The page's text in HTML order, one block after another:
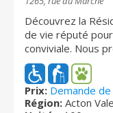
Découvrez la
de vie réputé
conviviale. Nous proposons à nos résidents une
formule tout
Notre solide
dispensent
attention. La Résidence de la Présentation a obtenu
Prix: Demande
Région: Acton